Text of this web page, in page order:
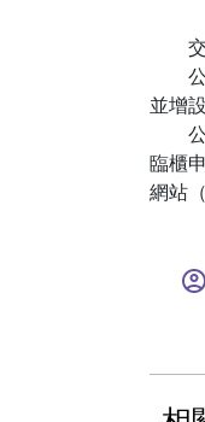
交
公
並增
公
臨櫃
網站